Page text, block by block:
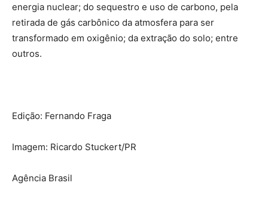
energia nuclear; do sequestro e uso de carbono, pela
retirada de gás carbônico da atmosfera para ser
transformado em oxigênio; da extração do solo; entre
outros.
Edição: Fernando Fraga
Imagem: Ricardo Stuckert/PR
Agência Brasil